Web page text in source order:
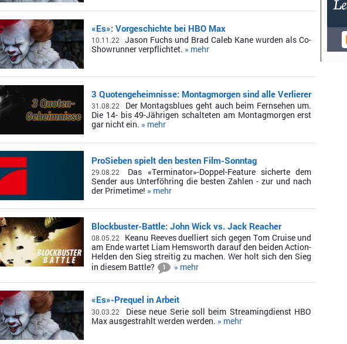
«Es»: Vorgeschichte bei HBO Max
10.11.22
Jason Fuchs und Brad Caleb Kane wurden als Co-
Showrunner verpflichtet. » mehr
3 Quotengeheimnisse: Montagmorgen sind alle Verlierer
31.08.22
Der Montagsblues geht auch beim Fernsehen um.
Die 14- bis 49-Jährigen schalteten am Montagmorgen erst
gar nicht ein. » mehr
ProSieben spielt den besten Film-Sonntag
29.08.22
Das «Terminator»-Doppel-Feature sicherte dem
Sender aus Unterföhring die besten Zahlen - zur und nach
der Primetime! » mehr
Blockbuster-Battle: John Wick vs. Jack Reacher
08.05.22
Keanu Reeves duelliert sich gegen Tom Cruise und
am Ende wartet Liam Hemsworth darauf den beiden Action-
Helden den Sieg streitig zu machen. Wer holt sich den Sieg
in diesem Battle?
1 » mehr
«Es»-Prequel in Arbeit
30.03.22
Diese neue Serie soll beim Streamingdienst HBO
Max ausgestrahlt werden werden. » mehr